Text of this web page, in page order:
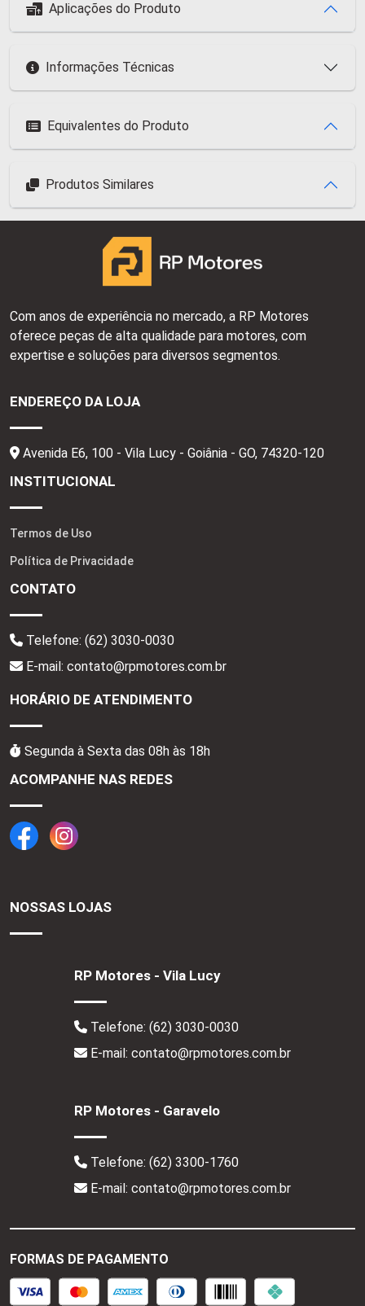
Aplicações do Produto
Informações Técnicas
Equivalentes do Produto
Produtos Similares
Com anos de experiência no mercado, a RP Motores
oferece peças de alta qualidade para motores, com
expertise e soluções para diversos segmentos.
ENDEREÇO DA LOJA
Avenida E6, 100 - Vila Lucy - Goiânia - GO, 74320-120
INSTITUCIONAL
Termos de Uso
Política de Privacidade
CONTATO
Telefone: (62) 3030-0030
E-mail: contato@rpmotores.com.br
HORÁRIO DE ATENDIMENTO
Segunda à Sexta das 08h às 18h
ACOMPANHE NAS REDES
NOSSAS LOJAS
RP Motores - Vila Lucy
Telefone: (62) 3030-0030
E-mail: contato@rpmotores.com.br
RP Motores - Garavelo
Telefone: (62) 3300-1760
E-mail: contato@rpmotores.com.br
FORMAS DE PAGAMENTO